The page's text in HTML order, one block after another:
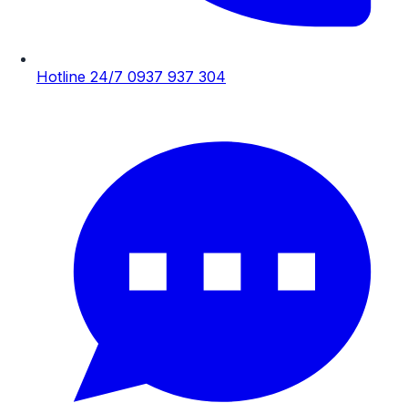
Hotline 24/7 0937 937 304